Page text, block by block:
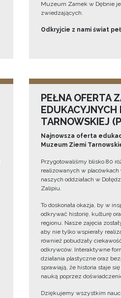
Muzeum Zamek w Dębnie
zwiedzających.
Odkryjcie z nami świat
PEŁNA OFERTA
TARNOWSKIEJ
Najnowsza oferta
Muzeum Ziemi
Przygotowaliśmy blisko 80
realizowanych w placówkach
naszych oddziałach w
Zalipiu.
To doskonała okazja, by w
odkrywać historię, kulturę
regionu. Nasze zajęcia
aby nie tylko wspierały
również pobudzały
odkrywców. Interaktywne
działania plastyczne oraz
sprawiają, że historia staje
nauką poprzez
Dziękujemy wszystkim